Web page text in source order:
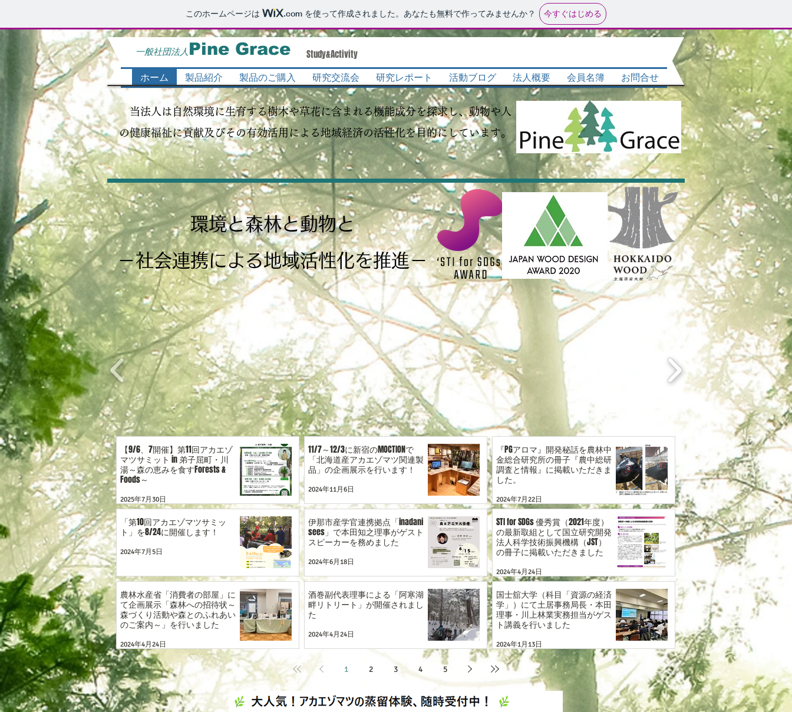
このホームページは .com を使って作成されました。あなたも無料で作ってみませんか？ 今すぐはじめる
Study&Activity​
一般社団法人 Pine Grace
ホーム 製品紹介 製品のご購入 研究交流会 研究レポート 活動ブログ 法人概要 会員名簿 お問合せ
​ 当法人は自然環境に生育する樹木や草花に含まれる機能成分を探求し、動物や人
の健康福祉に貢献及びその有効活用による地域経済の活性化を目的にしています。
​環境と森林と動物と
​－社会連携による地域活性化を推進－
【9/6、7開催】第11回アカエゾ
マツサミット in 弟子屈町・川
湯～森の恵みを食すForests &
Foods～
2025年7月30日
11/7～12/3に新宿のMOCTIONで
「北海道産アカエゾマツ関連製
品」の企画展示を行います！
2024年11月6日
『PGアロマ』開発秘話を農林中
金総合研究所の冊子『農中総研
調査と情報』に掲載いただきま
した。
2024年7月22日
「第10回アカエゾマツサミッ
ト」を8/24に開催します！
2024年7月5日
伊那市産学官連携拠点「inadani
sees」で本田知之理事がゲスト
スピーカーを務めました
2024年6月18日
STI for SDGs 優秀賞（2021年度）
の最新取組として国立研究開発
法人科学技術振興機構（JST）
の冊子に掲載いただきました
2024年4月24日
農林水産省「消費者の部屋」に
て企画展示「森林への招待状～
森づくり活動や森とのふれあい
のご案内～」を行いました
2024年4月24日
酒巻副代表理事による「阿寒湖
畔リトリート」が開催されまし
た
2024年4月24日
国士舘大学（科目「資源の経済
学」）にて土居事務局長・本田
理事・川上林業実務担当がゲス
ト講義を行いました
2024年1月13日
1 2 3 4 5